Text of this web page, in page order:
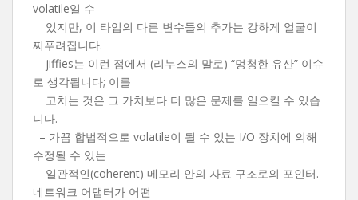
volatile일 수
있지만, 이 타입의 다른 변수들의 추가는 강하게 얼굴이
찌푸려집니다.
jiffies는 이런 점에서 (리누스의 말로) “멍청한 유산” 이슈
로 생각됩니다; 이를
고치는 것은 그 가치보다 더 많은 문제를 일으킬 수 있습
니다.
– 가끔 합법적으로 volatile이 될 수 있는 I/O 장치에 의해
수정될 수 있는
일관적인(coherent) 메모리 안의 자료 구조로의 포인터.
네트워크 어댑터가 어떤